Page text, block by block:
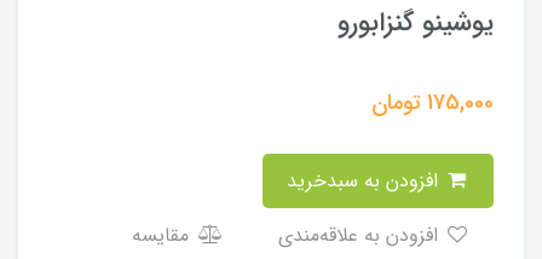
یوشینو گنزابورو
175,000تومان
مقایسه